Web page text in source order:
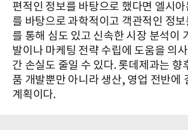
편적인 정보를 바탕으로 했다면 엘시
를 바탕으로 과학적이고 객관적인 정보
를 통해 심도 있고 신속한 시장 분석이
발이나 마케팅 전략 수립에 도움을 의
간 손실도 줄일 수 있다. 롯데제과는 향
품 개발뿐만 아니라 생산, 영업 전반에
계획이다.